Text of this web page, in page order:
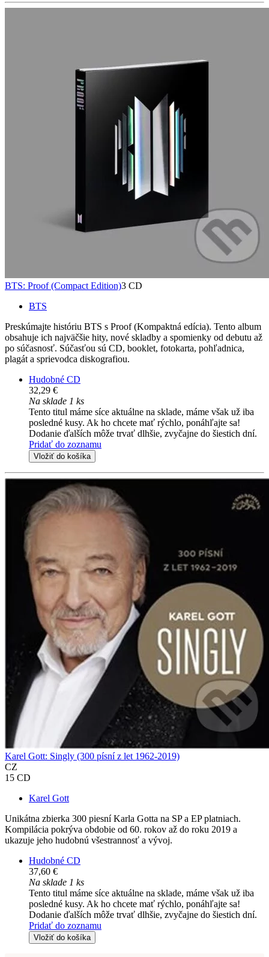
BTS: Proof (Compact Edition)3 CD
BTS
Preskúmajte históriu BTS s Proof (Kompaktná edícia). Tento album
obsahuje ich najväčšie hity, nové skladby a spomienky od debutu až
po súčasnosť. Súčasťou sú CD, booklet, fotokarta, pohľadnica,
plagát a sprievodca diskografiou.
Hudobné CD
32,29 €
Na sklade 1 ks
Tento titul máme síce aktuálne na sklade, máme však už iba
posledné kusy. Ak ho chcete mať rýchlo, ponáhľajte sa!
Dodanie ďalších môže trvať dlhšie, zvyčajne do šiestich dní.
Pridať do zoznamu
Vložiť do košíka
Karel Gott: Singly (300 písní z let 1962-2019)
CZ
15 CD
Karel Gott
Unikátna zbierka 300 piesní Karla Gotta na SP a EP platniach.
Kompilácia pokrýva obdobie od 60. rokov až do roku 2019 a
ukazuje jeho hudobnú všestrannosť a vývoj.
Hudobné CD
37,60 €
Na sklade 1 ks
Tento titul máme síce aktuálne na sklade, máme však už iba
posledné kusy. Ak ho chcete mať rýchlo, ponáhľajte sa!
Dodanie ďalších môže trvať dlhšie, zvyčajne do šiestich dní.
Pridať do zoznamu
Vložiť do košíka